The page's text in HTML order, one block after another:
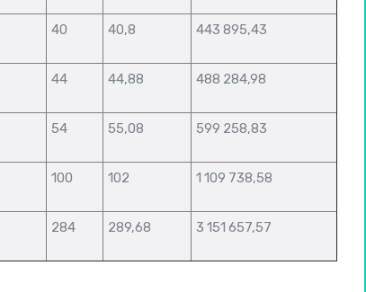
40 40,8 443 895,43
44 44,88 488 284,98
54 55,08 599 258,83
100 102 1 109 738,58
284 289,68 3 151 657,57